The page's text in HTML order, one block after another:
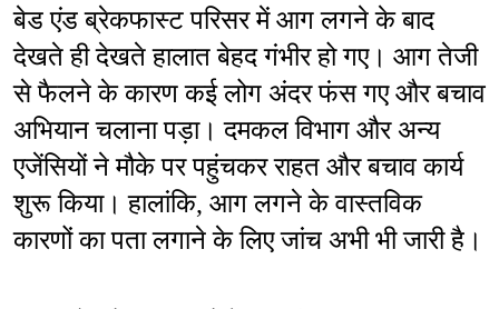
बेड एंड ब्रेकफास्ट परिसर में आग लगने के बाद
देखते ही देखते हालात बेहद गंभीर हो गए। आग तेजी
से फैलने के कारण कई लोग अंदर फंस गए और बचाव
अभियान चलाना पड़ा। दमकल विभाग और अन्य
एजेंसियों ने मौके पर पहुंचकर राहत और बचाव कार्य
शुरू किया। हालांकि, आग लगने के वास्तविक
कारणों का पता लगाने के लिए जांच अभी भी जारी है।